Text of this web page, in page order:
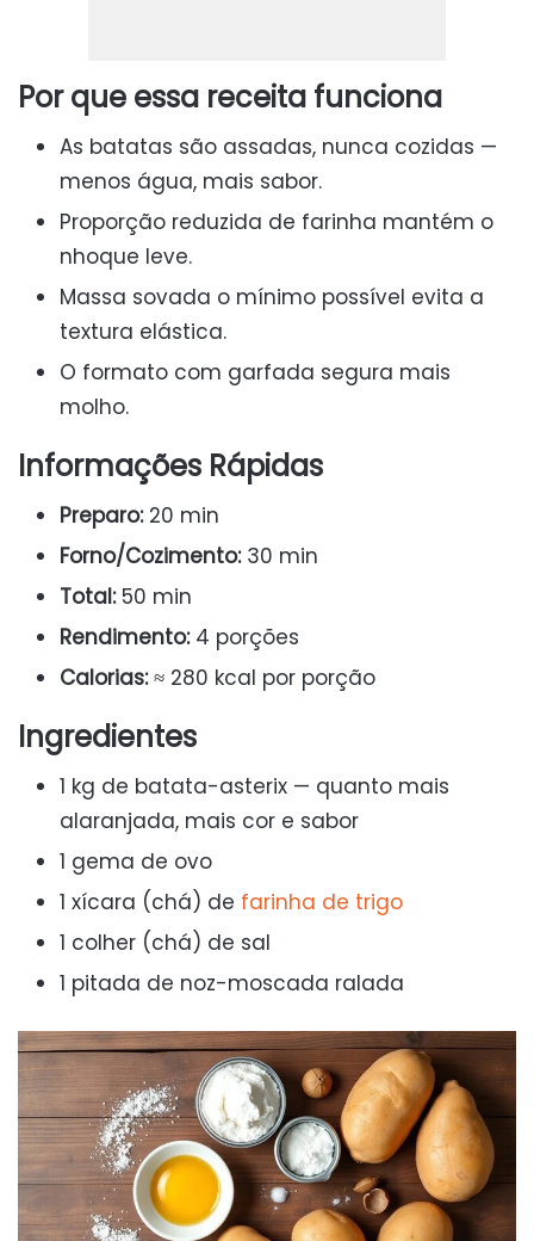
Por que essa receita funciona
As batatas são assadas, nunca cozidas —
menos água, mais sabor.
Proporção reduzida de farinha mantém o
nhoque leve.
Massa sovada o mínimo possível evita a
textura elástica.
O formato com garfada segura mais
molho.
Informações Rápidas
Preparo:20 min
Forno/Cozimento:30 min
Total:50 min
Rendimento:4 porções
Calorias:≈ 280 kcal por porção
Ingredientes
1 kg de batata-asterix — quanto mais
alaranjada, mais cor e sabor
1 gema de ovo
1 xícara (chá) de farinha de trigo
1 colher (chá) de sal
1 pitada de noz-moscada ralada